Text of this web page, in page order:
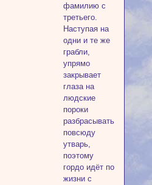
фамилию с
третьего.
Наступая на
одни и те же
грабли,
упрямо
закрывает
глаза на
людские
пороки
разбрасывать
повсюду
утварь,
поэтому
гордо идёт по
жизни с